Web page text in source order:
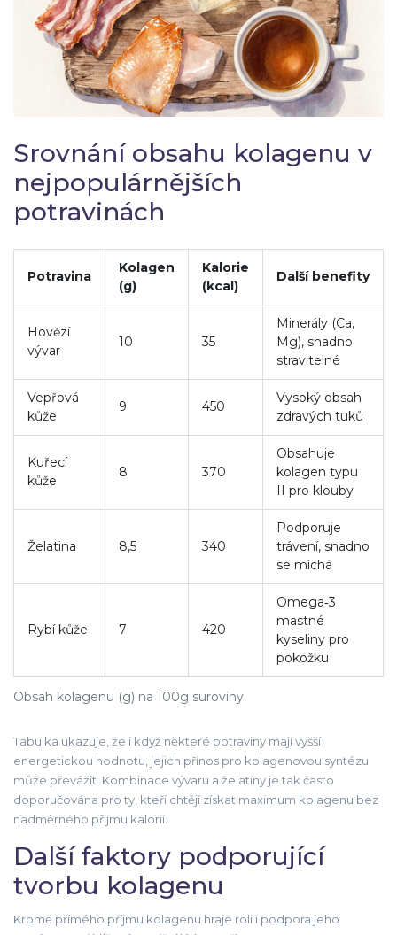
Srovnání obsahu kolagenu v
nejpopulárnějších
potravinách
Obsah kolagenu (g) na 100g suroviny
Potravina
Kolagen
(g)
Kalorie
(kcal)
Další benefity
Hovězí
vývar
10 35
Minerály (Ca,
Mg), snadno
stravitelné
Vepřová
kůže
9 450
Vysoký obsah
zdravých tuků
Kuřecí
kůže
8 370
Obsahuje
kolagen typu
II pro klouby
Želatina 8,5 340
Podporuje
trávení, snadno
se míchá
Rybí kůže 7 420
Omega‑3
mastné
kyseliny pro
pokožku
Tabulka ukazuje, že i když některé potraviny mají vyšší
energetickou hodnotu, jejich přínos pro kolagenovou syntézu
může převážit. Kombinace vývaru a želatiny je tak často
doporučována pro ty, kteří chtějí získat maximum kolagenu bez
nadměrného příjmu kalorií.
Další faktory podporující
tvorbu kolagenu
Kromě přímého příjmu kolagenu hraje roli i podpora jeho